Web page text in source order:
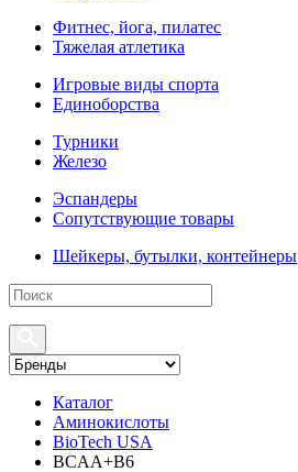
Фитнес, йога, пилатес
Тяжелая атлетика
Игровые виды спорта
Единоборства
Турники
Железо
Эспандеры
Сопутствующие товары
Шейкеры, бутылки, контейнеры
Каталог
Аминокислоты
BioTech USA
BCAA+B6